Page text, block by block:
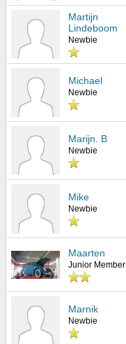
Martijn
Lindeboom
Newbie
Michael
Newbie
Marijn. B
Newbie
Mike
Newbie
Maarten
Junior Member
Marnik
Newbie